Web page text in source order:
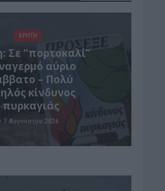
ΚΡΗΤΗ
Σε “πορτοκαλί”
αύριο
– Πολύ
κίνδυνος
πυρκαγιάς
7 Αυγούστου 2026